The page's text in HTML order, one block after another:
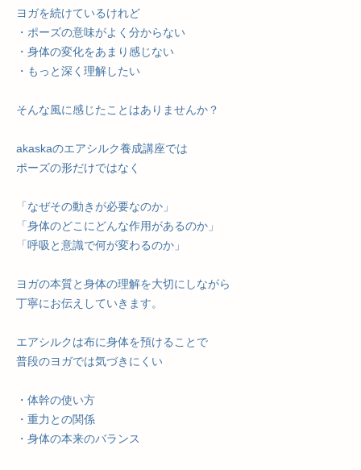
ヨガを続けているけれど
・ポーズの意味がよく分からない
・身体の変化をあまり感じない
・もっと深く理解したい
そんな風に感じたことはありませんか？
akaskaのエアシルク養成講座では
ポーズの形だけではなく
「なぜその動きが必要なのか」
「身体のどこにどんな作用があるのか」
「呼吸と意識で何が変わるのか」
ヨガの本質と身体の理解を大切にしながら
丁寧にお伝えしていきます。
エアシルクは布に身体を預けることで
普段のヨガでは気づきにくい
・体幹の使い方
・重力との関係
・身体の本来のバランス